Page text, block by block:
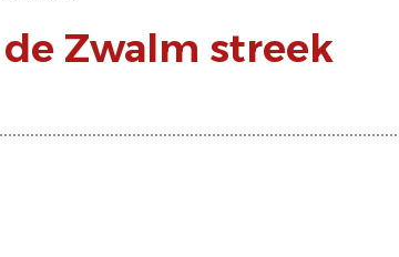
Zwalm streek